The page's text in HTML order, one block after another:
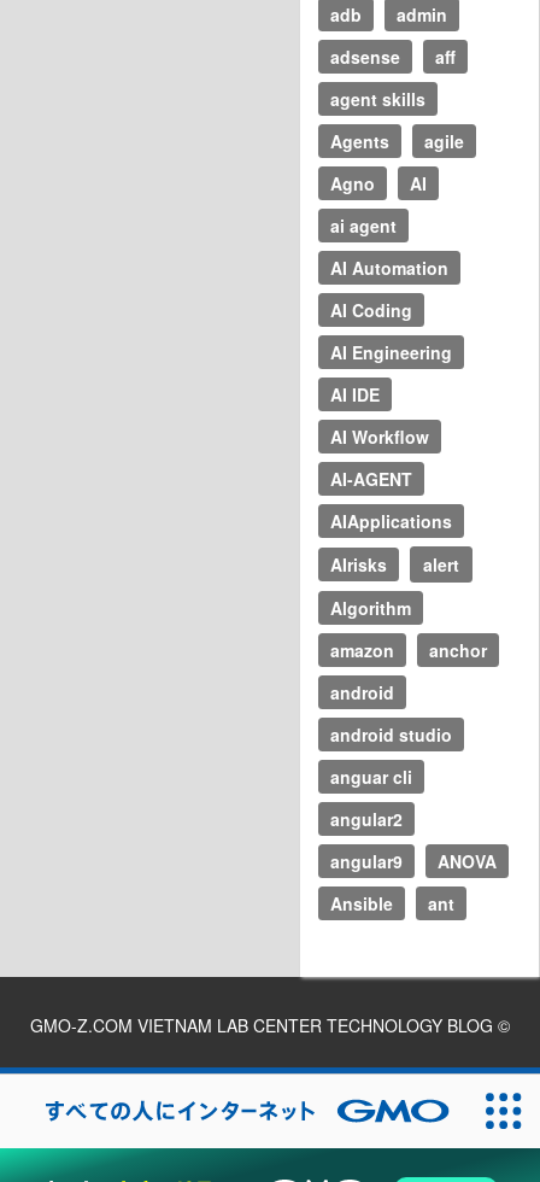
adb
admin
adsense
aff
agent skills
Agents
agile
Agno
AI
ai agent
AI Automation
AI Coding
AI Engineering
AI IDE
AI Workflow
AI-AGENT
AIApplications
AIrisks
alert
Algorithm
amazon
anchor
android
android studio
anguar cli
angular2
angular9
ANOVA
Ansible
ant
GMO-Z.COM VIETNAM LAB CENTER TECHNOLOGY BLOG ©
2026